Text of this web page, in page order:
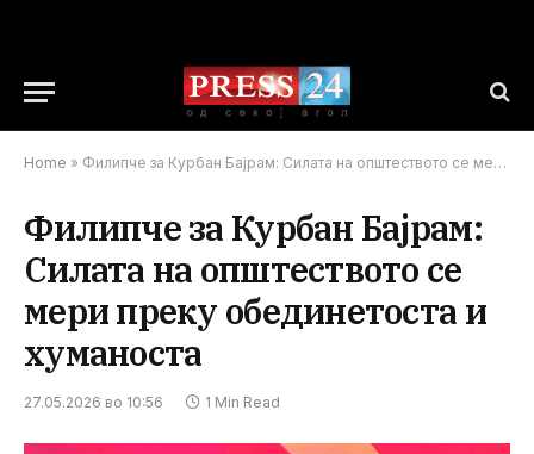
Home » Филипче за Курбан Бајрам: Силата на општеството се мери преку обединетоста и хуманоста
Филипче за Курбан Бајрам:
Силата на општеството се
мери преку обединетоста и
хуманоста
27.05.2026 во 10:56 1 Min Read